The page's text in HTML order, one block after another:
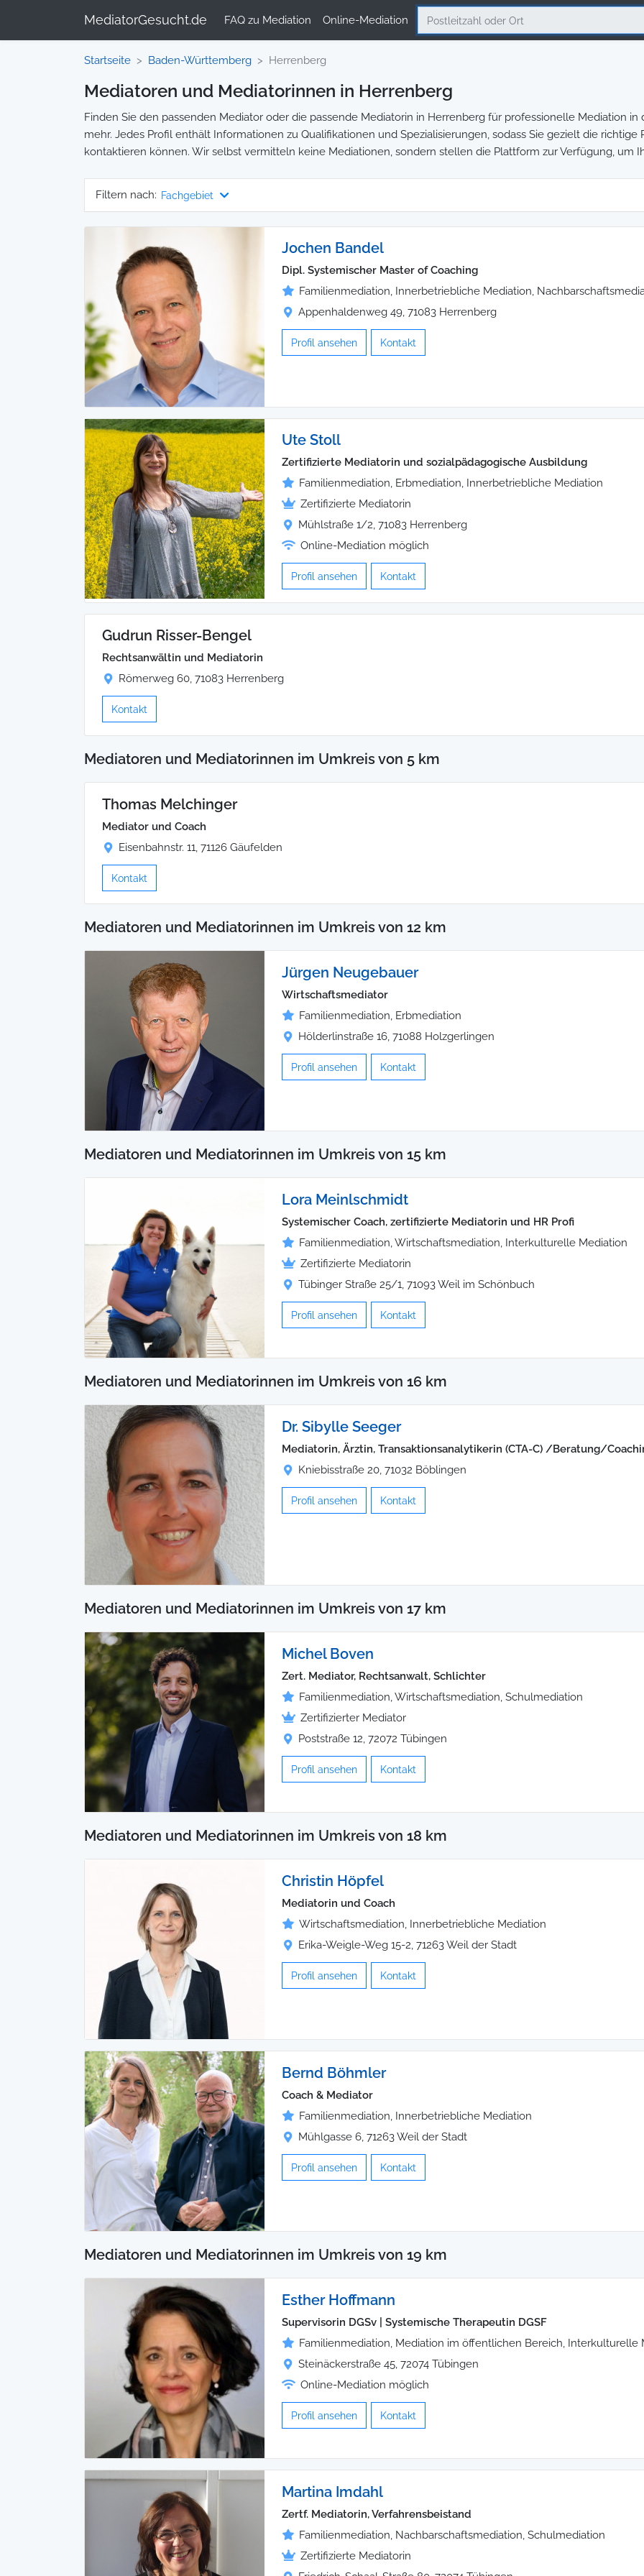
MediatorGesucht.de FAQ zu Mediation Online-Mediation
Startseite Baden-Württemberg Herrenberg
Mediatoren und Mediatorinnen in Herrenberg
Finden Sie den passenden Mediator oder die passende Mediatorin in Herrenberg für professionelle Mediation
mehr. Jedes Profil enthält Informationen zu Qualifikationen und Spezialisierungen, sodass Sie gezielt die
kontaktieren können. Wir selbst vermitteln keine Mediationen, sondern stellen die Plattform zur Verfügung, um
Filtern nach: Fachgebiet
Jochen Bandel
Dipl. Systemischer Master of Coaching
Familienmediation, Innerbetriebliche Mediation,
Appenhaldenweg 49, 71083 Herrenberg
Profil ansehen Kontakt
Ute Stoll
Zertifizierte Mediatorin und sozialpädagogische Ausbildung
Familienmediation, Erbmediation, Innerbetriebliche Mediation
Zertifizierte Mediatorin
Mühlstraße 1/2, 71083 Herrenberg
Online-Mediation möglich
Profil ansehen Kontakt
Gudrun Risser-Bengel
Rechtsanwältin und Mediatorin
Römerweg 60, 71083 Herrenberg
Kontakt
Mediatoren und Mediatorinnen im Umkreis von 5 km
Thomas Melchinger
Mediator und Coach
Eisenbahnstr. 11, 71126 Gäufelden
Kontakt
Mediatoren und Mediatorinnen im Umkreis von 12 km
Jürgen Neugebauer
Wirtschaftsmediator
Familienmediation, Erbmediation
Hölderlinstraße 16, 71088 Holzgerlingen
Profil ansehen Kontakt
Mediatoren und Mediatorinnen im Umkreis von 15 km
Lora Meinlschmidt
Systemischer Coach, zertifizierte Mediatorin und HR Profi
Familienmediation, Wirtschaftsmediation, Interkulturelle Mediation
Zertifizierte Mediatorin
Tübinger Straße 25/1, 71093 Weil im Schönbuch
Profil ansehen Kontakt
Mediatoren und Mediatorinnen im Umkreis von 16 km
Dr. Sibylle Seeger
Mediatorin, Ärztin, Transaktionsanalytikerin (CTA-C) /Beratung/
Kniebisstraße 20, 71032 Böblingen
Profil ansehen Kontakt
Mediatoren und Mediatorinnen im Umkreis von 17 km
Michel Boven
Zert. Mediator, Rechtsanwalt, Schlichter
Familienmediation, Wirtschaftsmediation, Schulmediation
Zertifizierter Mediator
Poststraße 12, 72072 Tübingen
Profil ansehen Kontakt
Mediatoren und Mediatorinnen im Umkreis von 18 km
Christin Höpfel
Mediatorin und Coach
Wirtschaftsmediation, Innerbetriebliche Mediation
Erika-Weigle-Weg 15-2, 71263 Weil der Stadt
Profil ansehen Kontakt
Bernd Böhmler
Coach & Mediator
Familienmediation, Innerbetriebliche Mediation
Mühlgasse 6, 71263 Weil der Stadt
Profil ansehen Kontakt
Mediatoren und Mediatorinnen im Umkreis von 19 km
Esther Hoffmann
Supervisorin DGSv | Systemische Therapeutin DGSF
Familienmediation, Mediation im öffentlichen Bereich, Interkulturelle
Steinäckerstraße 45, 72074 Tübingen
Online-Mediation möglich
Profil ansehen Kontakt
Martina Imdahl
Zertf. Mediatorin, Verfahrensbeistand
Familienmediation, Nachbarschaftsmediation, Schulmediation
Zertifizierte Mediatorin